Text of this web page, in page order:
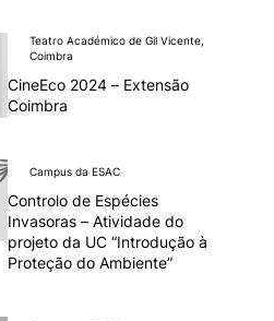
Teatro Académico de Gil Vicente,
Coimbra
CineEco 2024 – Extensão
Coimbra
Campus da ESAC
Controlo de Espécies
Invasoras – Atividade do
projeto da UC “Introdução à
Proteção do Ambiente”